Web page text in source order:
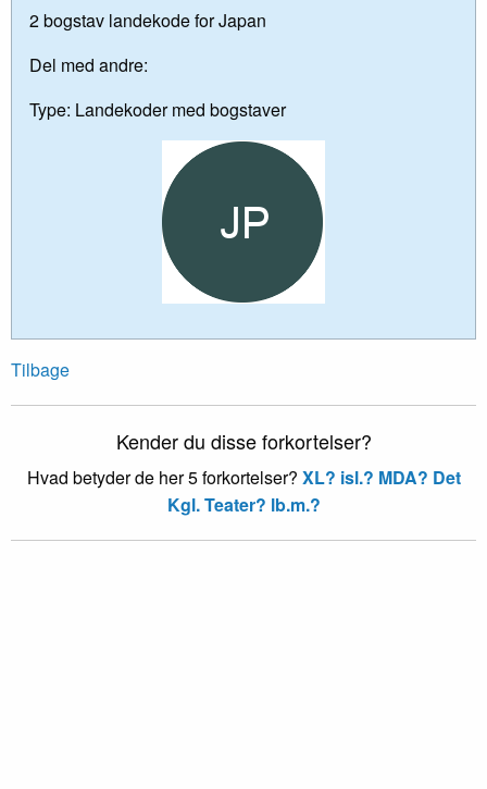
2 bogstav landekode for Japan
Del med andre:
Type: Landekoder med bogstaver
Tilbage
Kender du disse forkortelser?
Hvad betyder de her 5 forkortelser? XL? isl.? MDA? Det
Kgl. Teater? lb.m.?